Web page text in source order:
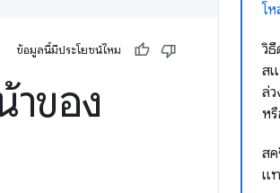
โ
วิธี
ส
ล่
ห
ส
แ
ข้อมูลนี้มีประโยชน์ไหม
ของ